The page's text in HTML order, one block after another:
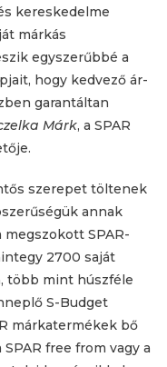
kereskedelme
márkás
egyszerűbbé a
hogy kedvező ár-
garantáltan
Márk, a SPAR
szerepet töltenek
annak
SPAR-
2700 saját
több mint húszféle
S-Budget
márkatermékek bő
free from vagy a